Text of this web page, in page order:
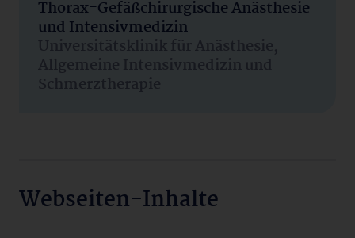
Thorax-Gefäßchirurgische Anästhesie
und Intensivmedizin
Universitätsklinik für Anästhesie,
Allgemeine Intensivmedizin und
Schmerztherapie
Webseiten-Inhalte